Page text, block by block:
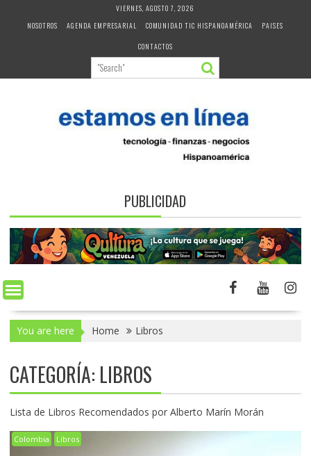
VIERNES, AGOSTO 7, 2026
NOSOTROS
AGENDA EMPRESARIAL COMUNIDAD TIC HISPANOAMÉRICA
PAISES
CONTACTOS
PUBLICIDAD
You are here Home Libros
CATEGORÍA: LIBROS
Lista de Libros Recomendados por Alberto Marín Morán
Colombia Libros